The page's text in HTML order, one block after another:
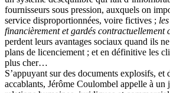
fournisseurs sous pression, auxquels on
service disproportionnées, voire fictives ;
financièrement et gardés contractuellement
perdent leurs avantages sociaux quand ils
plans de licenciement ; et en définitive les
plus cher…
S’appuyant sur des documents explosifs, et
accablants, Jérôme Coulombel appelle à un